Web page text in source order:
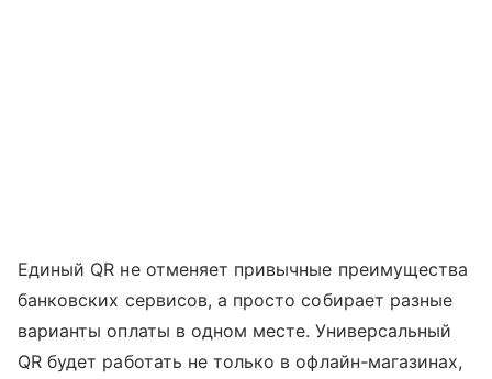
Единый QR не отменяет привычные преимущества
банковских сервисов, а просто собирает разные
варианты оплаты в одном месте. Универсальный
QR будет работать не только в офлайн-магазинах,